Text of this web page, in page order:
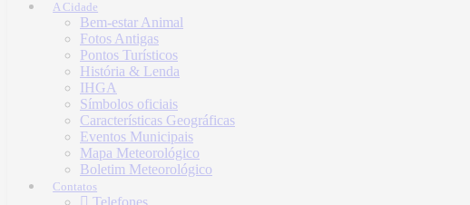
A Cidade
Bem-estar Animal
Fotos Antigas
Pontos Turísticos
História & Lenda
IHGA
Símbolos oficiais
Características Geográficas
Eventos Municipais
Mapa Meteorológico
Boletim Meteorológico
Contatos
Telefones